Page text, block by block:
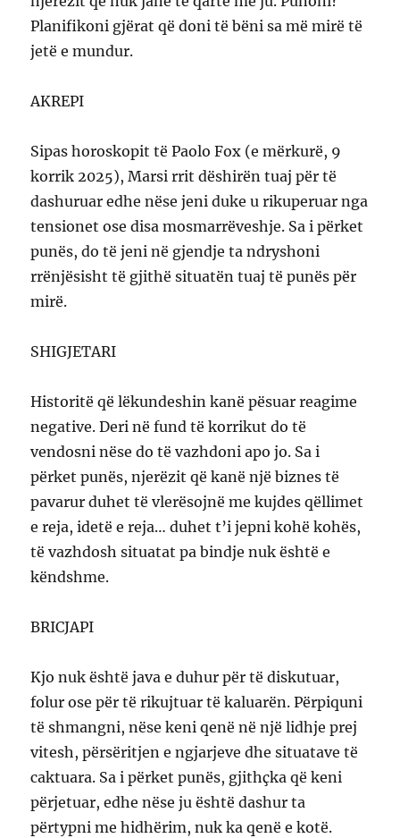
Planifikoni gjërat që doni të bëni sa më mirë të
jetë e mundur.
AKREPI
Sipas horoskopit të Paolo Fox (e mërkurë, 9
korrik 2025), Marsi rrit dëshirën tuaj për të
dashuruar edhe nëse jeni duke u rikuperuar nga
tensionet ose disa mosmarrëveshje. Sa i përket
punës, do të jeni në gjendje ta ndryshoni
rrënjësisht të gjithë situatën tuaj të punës për
mirë.
SHIGJETARI
Historitë që lëkundeshin kanë pësuar reagime
negative. Deri në fund të korrikut do të
vendosni nëse do të vazhdoni apo jo. Sa i
përket punës, njerëzit që kanë një biznes të
pavarur duhet të vlerësojnë me kujdes qëllimet
e reja, idetë e reja… duhet t’i jepni kohë kohës,
të vazhdosh situatat pa bindje nuk është e
këndshme.
BRICJAPI
Kjo nuk është java e duhur për të diskutuar,
folur ose për të rikujtuar të kaluarën. Përpiquni
të shmangni, nëse keni qenë në një lidhje prej
vitesh, përsëritjen e ngjarjeve dhe situatave të
caktuara. Sa i përket punës, gjithçka që keni
përjetuar, edhe nëse ju është dashur ta
përtypni me hidhërim, nuk ka qenë e kotë.